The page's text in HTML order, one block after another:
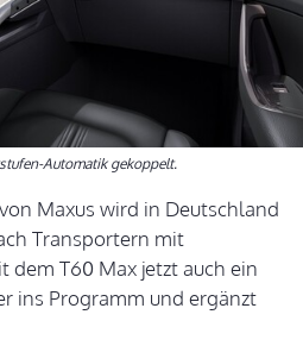
Automatik gekoppelt.
Maxus wird in Deutschland
Transportern mit
T60 Max jetzt auch ein
ins Programm und ergänzt